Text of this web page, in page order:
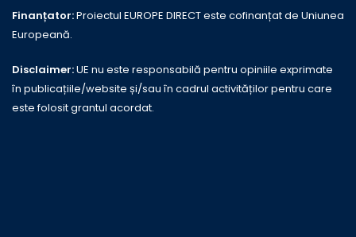
Finanțator:Proiectul EUROPE DIRECT este cofinanțat de Uniunea
Europeană.
Disclaimer:UE nu este responsabilă pentru opiniile exprimate
în publicațiile/website și/sau în cadrul activităților pentru care
este folosit grantul acordat.